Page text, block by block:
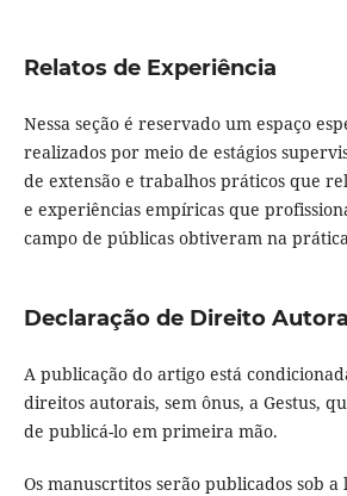
Relatos de Experiência
Nessa seção é reservado um espaço
realizados por meio de estágios
de extensão e trabalhos práticos que
e experiências empíricas que
campo de públicas obtiveram na
Declaração de Direito
A publicação do artigo está
direitos autorais, sem ônus, a Gestus,
de publicá-lo em primeira mão.
Os manuscrtitos serão publicados sob a